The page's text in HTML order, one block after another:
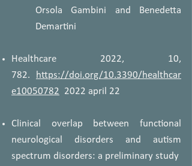
Orsola Gambini and Benedetta
Demartini
Healthcare 2022, 10,
782.
https://doi.org/10.3390/healthcar
e10050782 2022 april 22
Clinical overlap between functional
neurological disorders and autism
spectrum disorders: a preliminary study